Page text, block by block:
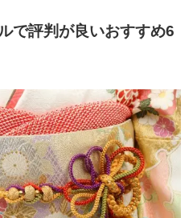
で評判が良いおすすめ6